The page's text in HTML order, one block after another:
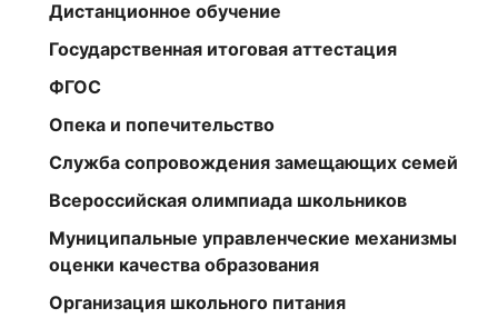
Дистанционное обучение
Государственная итоговая аттестация
ФГОС
Опека и попечительство
Служба сопровождения замещающих семей
Всероссийская олимпиада школьников
Муниципальные управленческие механизмы
оценки качества образования
Организация школьного питания